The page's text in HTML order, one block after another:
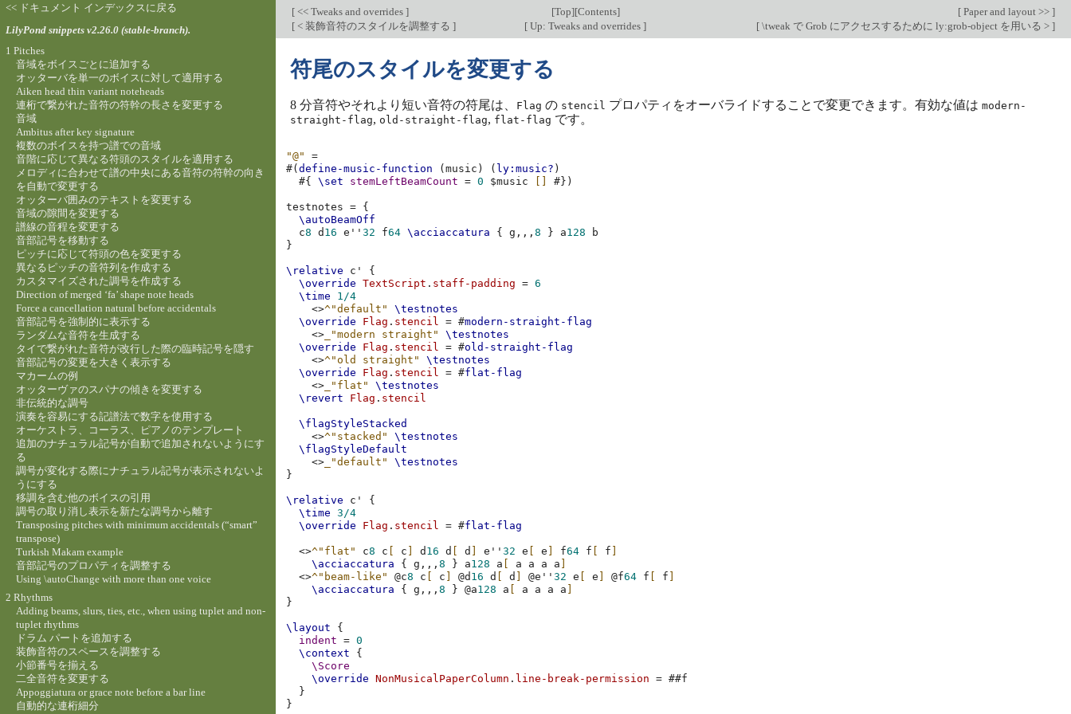
[ << Tweaks and overrides ] [Top][Contents] [ Paper and layout >> ]
[ < 装飾音符のスタイルを調整する ] [ Up: Tweaks and overrides ] [ \tweak で Grob にアクセスするために ly:grob-object を用いる > ]
符尾のスタイルを変更する
8 分音符やそれより短い音符の符尾は、 Flag の stencil プロパティをオーバライドすることで変更できます。有効な値は modern-
straight-flag, old-straight-flag, flat-flag です。
"@"
=
#(define-music-function (music ) ( ly:music? )
#{
\set stemLeftBeamCount = 0 $music #})
testnotes = {
\autoBeamOff
c8 d 16 e''32 f64 \acciaccatura { g,,,8 } a128
b
}
\relative c'
{
\override
TextScript . staff-padding = 6
\time
1/4
<>^"default"
\testnotes
\override
Flag . stencil = #modern-straight-flag
<> _"modern straight"
\testnotes
\override
Flag . stencil = #old-straight-flag
<>^"old straight"
\testnotes
\override
Flag . stencil = #flat-flag
<> _"flat"
\testnotes
\revert
Flag . stencil
\flagStyleStacked
<>^"stacked"
\testnotes
\flagStyleDefault
<> _"default"
\testnotes
}
\relative c'
{
\time
3/4
\override
Flag . stencil = #flat-flag
<>^"flat" c8 c c d 16 d d e''32 e e f64 f f
\acciaccatura
{ g,,,8 } a128 a a a a a
<>^"beam-like" @c8 c c @d 16 d d @e''32 e e @f64 f f
\acciaccatura
{ g,,,8 } @a128 a a a a a
}
\layout
{
indent
= 0
\context
{
\Score
\override
NonMusicalPaperColumn . line-break-permission = ##f
}
}
<< ドキュメント インデックスに戻る
LilyPond snippets v2.26.0 (stable-branch).
1 Pitches
音域をボイスごとに追加する
オッターバを単一のボイスに対して適用する
Aiken head thin variant noteheads
連桁で繋がれた音符の符幹の長さを変更する
音域
Ambitus after key signature
複数のボイスを持つ譜での音域
音階に応じて異なる符頭のスタイルを適用する
メロディに合わせて譜の中央にある音符の符幹の向き
を自動で変更する
オッターバ囲みのテキストを変更する
音域の隙間を変更する
譜線の音程を変更する
音部記号を移動する
ピッチに応じて符頭の色を変更する
異なるピッチの音符列を作成する
カスタマイズされた調号を作成する
Direction of merged ‘fa’ shape note heads
Force a cancellation natural before accidentals
音部記号を強制的に表示する
ランダムな音符を生成する
タイで繋がれた音符が改行した際の臨時記号を隠す
音部記号の変更を大きく表示する
マカームの例
オッターヴァのスパナの傾きを変更する
非伝統的な調号
演奏を容易にする記譜法で数字を使用する
オーケストラ、コーラス、ピアノのテンプレート
追加のナチュラル記号が自動で追加されないようにす
る
調号が変化する際にナチュラル記号が表示されないよ
うにする
移調を含む他のボイスの引用
調号の取り消し表示を新たな調号から離す
Transposing pitches with minimum accidentals (“smart”
transpose)
Turkish Makam example
音部記号のプロパティを調整する
Using \autoChange with more than one voice
2 Rhythms
Adding beams, slurs, ties, etc., when using tuplet and non-
tuplet rhythms
ドラム パートを追加する
装飾音符のスペースを調整する
小節番号を揃える
二全音符を変更する
Appoggiatura or grace note before a bar line
自動的な連桁細分